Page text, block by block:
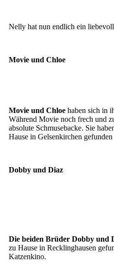
Nelly hat nun endlich ein
Movie und Chloe
Movie und Chloehaben sich in
Während Movie noch frech und
absolute Schmusebacke. Sie
Hause in Gelsenkirchen gefunden
Dobby und Diaz
Die beiden Brüder Dobby und
zu Hause in Recklinghausen
Katzenkino.